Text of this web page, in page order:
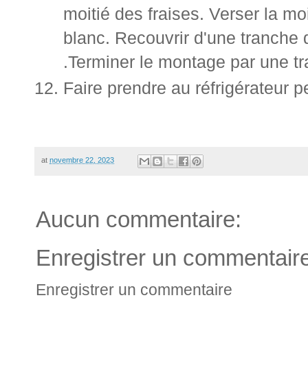
moitié des fraises. Verser la
blanc. Recouvrir d'une
.Terminer le montage par une
Faire prendre au réfrigérateur
at novembre 22, 2023
Aucun commentaire:
Enregistrer un
Enregistrer un commentaire